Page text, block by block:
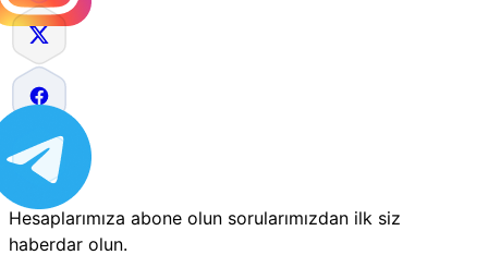
Hesaplarımıza abone olun sorularımızdan ilk siz
haberdar olun.